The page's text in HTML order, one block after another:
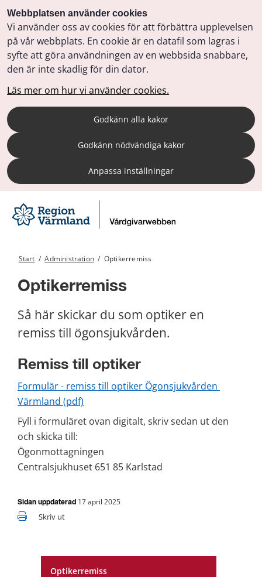
Webbplatsen använder cookies
Vi använder oss av cookies för att förbättra upplevelsen
på vår webbplats. En cookie är en datafil som lagras i
syfte att göra användningen av en webbsida snabbare,
den är inte skadlig för din dator.
Läs mer om hur vi använder cookies.
Godkänn alla kakor
Godkänn nödvändiga kakor
Anpassa inställningar
Start / Administration / Optikerremiss
Optikerremiss
Optikerremiss
Så här skickar du som optiker en
remiss till ögonsjukvården.
Remiss till optiker
Formulär - remiss till optiker Ögonsjukvården
Värmland (pdf)
Fyll i formuläret ovan digitalt, skriv sedan ut den
och skicka till:
Ögonmottagningen
Centralsjukhuset 651 85 Karlstad
Sidan uppdaterad 17 april 2025
Skriv ut